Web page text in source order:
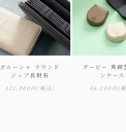
ガルーシャ ラウンド
ジップ長財布
121,000円(税込)
ダービー 馬蹄
ンケース
46,200円(